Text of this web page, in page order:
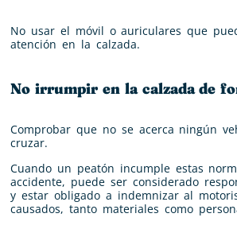
No usar el móvil o auriculares que
atención en la calzada.
No irrumpir en la calzada de
Comprobar que no se acerca ningún
cruzar.
Cuando un peatón incumple estas
accidente, puede ser considerado
y estar obligado a indemnizar al
causados, tanto materiales como